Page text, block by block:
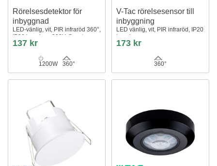
Rörelsesdetektor för
inbyggnad
LED-vänlig, vit, PIR infraröd 360°,
IP20 inomhus, 230V, Spectrum
137 kr
1200W 360°
V-Tac rörelsesensor till
inbyggning
LED vänlig, vit, PIR infraröd, IP20
inomhus
173 kr
360°